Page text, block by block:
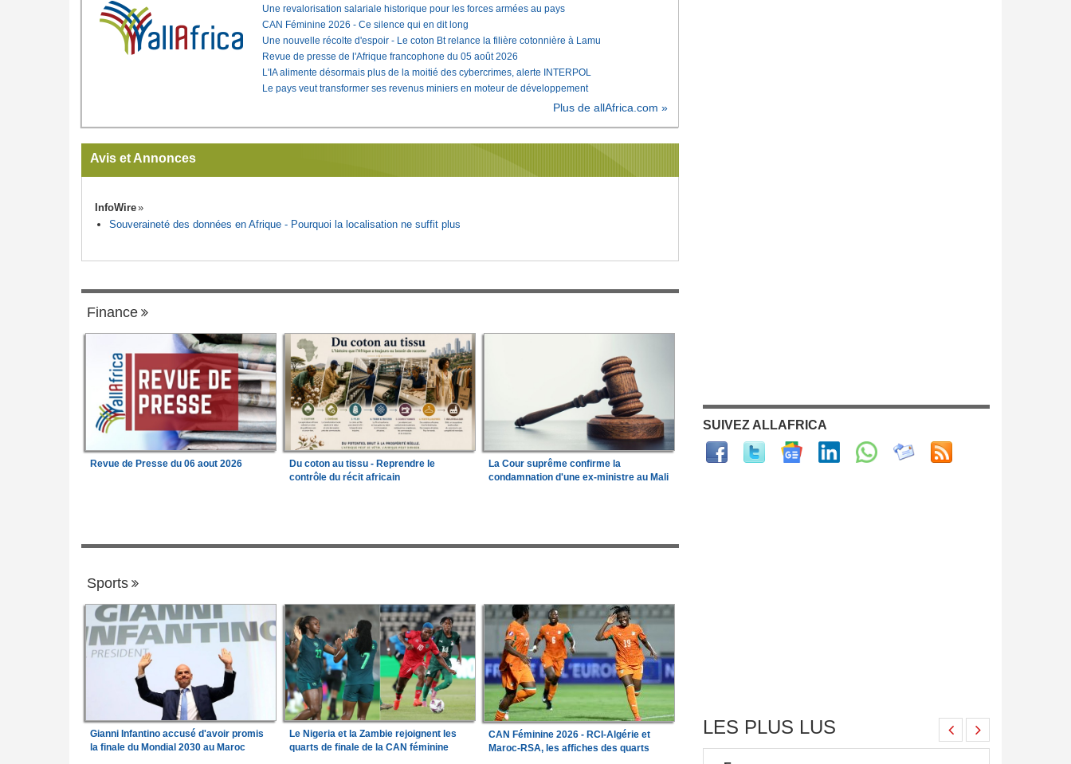
Une revalorisation salariale historique pour les forces armées au pays
CAN Féminine 2026 - Ce silence qui en dit long
Une nouvelle récolte d'espoir - Le coton Bt relance la filière cotonnière à Lamu
Revue de presse de l'Afrique francophone du 05 août 2026
L'IA alimente désormais plus de la moitié des cybercrimes, alerte INTERPOL
Le pays veut transformer ses revenus miniers en moteur de développement
Plus de allAfrica.com »
Avis et Annonces
InfoWire
Souveraineté des données en Afrique - Pourquoi la localisation ne suffit plus
Finance
Revue de Presse du 06 aout 2026
Du coton au tissu - Reprendre le
contrôle du récit africain
La Cour suprême confirme la
condamnation d'une ex-ministre au Mali
Sports
Gianni Infantino accusé d'avoir promis
la finale du Mondial 2030 au Maroc
Le Nigeria et la Zambie rejoignent les
quarts de finale de la CAN féminine
CAN Féminine 2026 - RCI-Algérie et
Maroc-RSA, les affiches des quarts
SUIVEZ ALLAFRICA
LES PLUS LUS